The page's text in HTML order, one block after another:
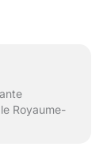
Royaume-